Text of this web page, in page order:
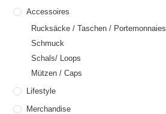
Accessoires
Rucksäcke / Taschen / Portemonnaies
Schmuck
Schals/ Loops
Mützen / Caps
Lifestyle
Merchandise